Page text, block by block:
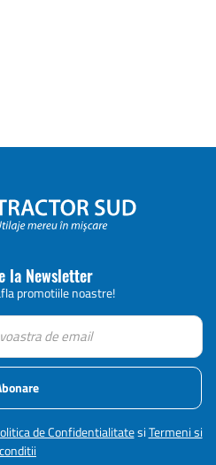
la Newsletter
promotiile noastre!
de ConfidentialitatesiTermeni si
conditii